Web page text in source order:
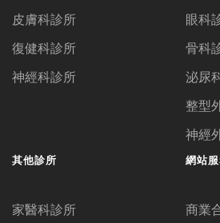
皮膚科診所
復健科診所
神經科診所
眼科
骨科
泌尿
整型
神經
其他診所
家醫科診所
網站
商業